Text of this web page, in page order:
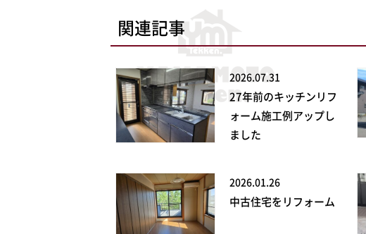
関連記事
2026.07.31
27年前のキッチンリフ
ォーム施工例アップし
ました
2026.01.26
中古住宅をリフォーム